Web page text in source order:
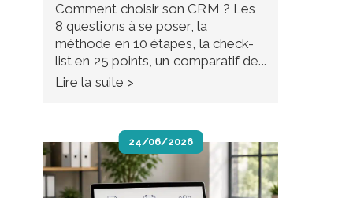
Comment choisir son CRM ? Les
8 questions à se poser, la
méthode en 10 étapes, la check-
list en 25 points, un comparatif de...
Lire la suite >
24/06/2026